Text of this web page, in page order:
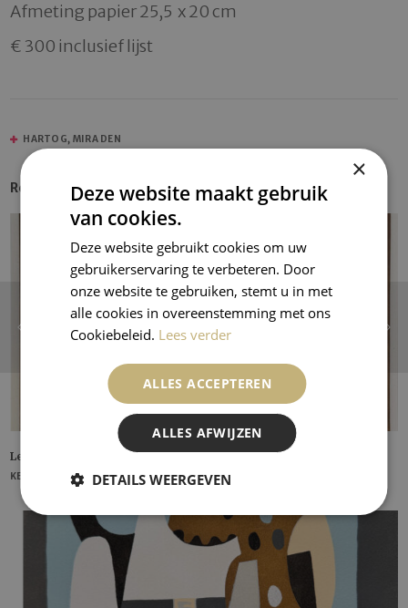
Afmeting papier 25,5  x 20 cm
HARTOG, MIRA DEN
Recent Entries
Le Coquelicot
KEES VAN DONGEN
×
Deze website maakt gebruik
van cookies.
Deze website gebruikt cookies om uw
gebruikerservaring te verbeteren. Door
onze website te gebruiken, stemt u in met
alle cookies in overeenstemming met ons
Cookiebeleid. Lees verder
ALLES ACCEPTEREN
ALLES AFWIJZEN
DETAILS WEERGEVEN